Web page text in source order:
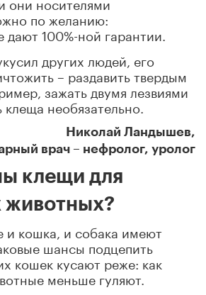
по желанию:
дают 100%-ной гарантии.
других людей, его
– раздавить твердым
зажать двумя лезвиями
необязательно.
Николай Ландышев,
врач – нефролог, уролог
клещи для
и кошка, и собака имеют
шансы подцепить
кошек кусают реже: как
меньше гуляют.